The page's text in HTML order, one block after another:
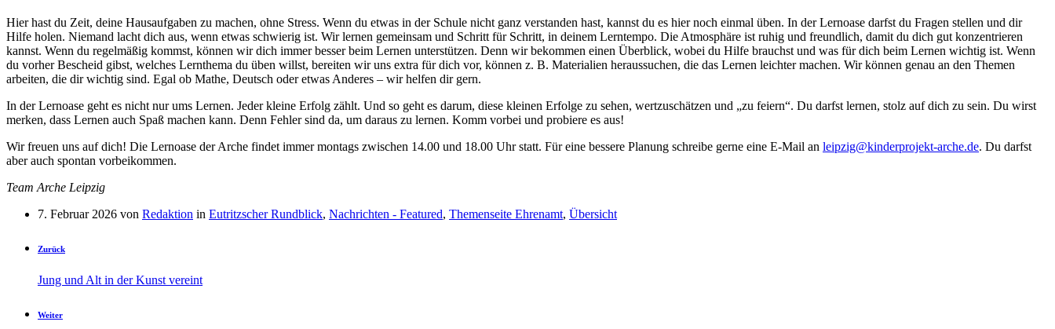
Hier hast du Zeit, deine Hausaufgaben zu machen, ohne Stress. Wenn du etwas in der Schule nicht ganz verstanden hast, kannst du es hier noch einmal üben. In der Lernoase darfst du Fragen stellen und dir
Hilfe holen. Niemand lacht dich aus, wenn etwas schwierig ist. Wir lernen gemeinsam und Schritt für Schritt, in deinem Lerntempo. Die Atmosphäre ist ruhig und freundlich, damit du dich gut konzentrieren
kannst. Wenn du regelmäßig kommst, können wir dich immer besser beim Lernen unterstützen. Denn wir bekommen einen Überblick, wobei du Hilfe brauchst und was für dich beim Lernen wichtig ist. Wenn
du vorher Bescheid gibst, welches Lernthema du üben willst, bereiten wir uns extra für dich vor, können z. B. Materialien heraussuchen, die das Lernen leichter machen. Wir können genau an den Themen
arbeiten, die dir wichtig sind. Egal ob Mathe, Deutsch oder etwas Anderes – wir helfen dir gern.
In der Lernoase geht es nicht nur ums Lernen. Jeder kleine Erfolg zählt. Und so geht es darum, diese kleinen Erfolge zu sehen, wertzuschätzen und „zu feiern“. Du darfst lernen, stolz auf dich zu sein. Du wirst
merken, dass Lernen auch Spaß machen kann. Denn Fehler sind da, um daraus zu lernen. Komm vorbei und probiere es aus!
Wir freuen uns auf dich! Die Lernoase der Arche findet immer montags zwischen 14.00 und 18.00 Uhr statt. Für eine bessere Planung schreibe gerne eine E-Mail an leipzig@kinderprojekt-arche.de. Du darfst
aber auch spontan vorbeikommen.
Team Arche Leipzig
7. Februar 2026 von Redaktion in Eutritzscher Rundblick, Nachrichten - Featured, Themenseite Ehrenamt, Übersicht
Zurück
Jung und Alt in der Kunst vereint
Weiter